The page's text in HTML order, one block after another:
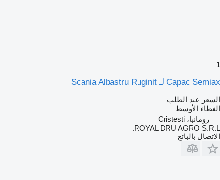
1
Capac Semiax لـ Scania Albastru Ruginit
السعر عند الطلب
الغطاء الأوسط
رومانيا، Cristesti
ROYAL DRU AGRO S.R.L.
الاتصال بالبائع